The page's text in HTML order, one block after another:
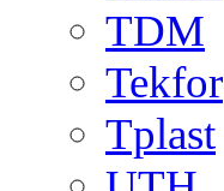
TDM
Tekfor
Tplast